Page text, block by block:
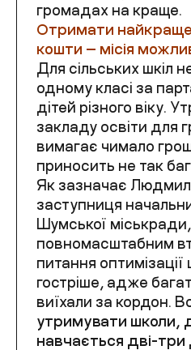
громадах на краще.
Отримати найкраще
кошти — місія
Для сільських шкіл
одному класі за
дітей різного віку.
закладу освіти для
вимагає чимало
приносить не так
Як зазначає
заступниця
Шумської
повномасштабним
питання
гостріше, адже
виїхали за кордон.
утримувати школи,
навчається дві-